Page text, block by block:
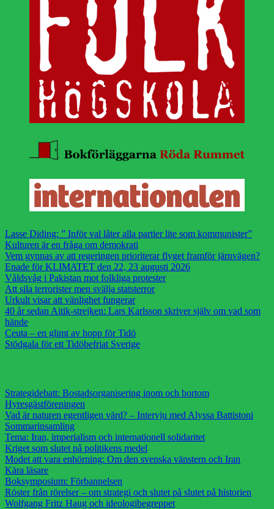
Lasse Diding: ” Inför val låter alla partier lite som kommunister”
Kulturen är en fråga om demokrati
Vem gynnas av att regeringen prioriterar flyget framför järnvägen?
Enade för KLIMATET den 22, 23 augusti 2026
Våldsvåg i Pakistan mot folkliga protester
Att sila terrorister men svälja statsterror
Urkult visar att vänlighet fungerar
40 år sedan Aitik-strejken: Lars Karlsson skriver själv om vad som
hände
Ceuta – en glimt av hopp för Tidö
Stödgala för ett Tidöbefriat Sverige
Strategidebatt: Bostadsorganisering inom och bortom
Hyresgästföreningen
Vad är naturen egentligen värd? – Intervju med Alyssa Battistoni
Sommarinsamling
Tema: Iran, imperialism och internationell solidaritet
Kriget som slutet på politikens medel
Modet att vara enhörning: Om den svenska vänstern och Iran
Kära läsare
Boksymposium: Förbannelsen
Röster från rörelser – om strategi och slutet på slutet på historien
Wolfgang Fritz Haug och ideologibegreppet